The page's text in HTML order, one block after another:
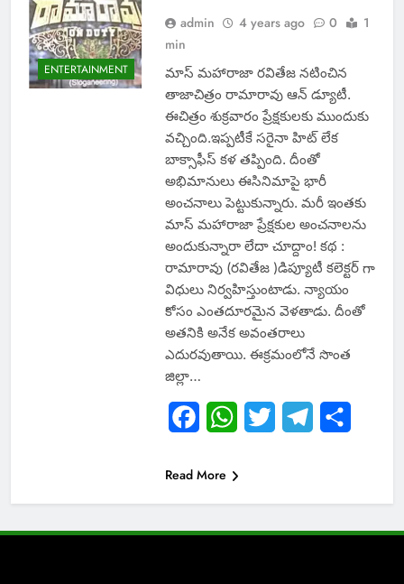
ENTERTAINMENT
admin 4 years ago 0
1
min
మాస్ మహారాజా రవితేజ నటించిన
తాజాచిత్రం రామారావు ఆన్ డ్యూటీ.
ఈచిత్రం శుక్రవారం ప్రేక్షకులకు ముందుకు
వచ్చింది.ఇప్పటీకే సరైనా హిట్ లేక
బాక్సాఫీస్ కళ తప్పింది. దీంతో
అభిమానులు ఈసినిమాపై భారీ
అంచనాలు పెట్టుకున్నారు. మరీ ఇంతకు
మాస్ మహారాజా ప్రేక్షకుల అంచనాలను
అందుకున్నారా లేదా చూద్దాం! కథ :
రామారావు (రవితేజ )డిప్యూటీ కలెక్టర్ గా
విధులు నిర్వహిస్తుంటాడు. న్యాయం
కోసం ఎంతదూరమైన వెళతాడు. దీంతో
అతనికి అనేక అవంతరాలు
ఎదురవుతాయి. ఈక్రమంలోనే సొంత
జిల్లా…
FacebookWhatsApp
Twitter Telegram
Read More